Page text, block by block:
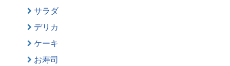
サラダ
デリカ
ケーキ
お寿司